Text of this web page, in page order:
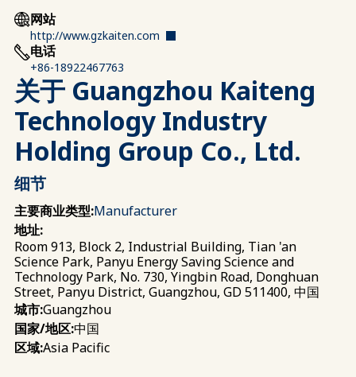
网站
http://www.gzkaiten.com
电话
+86-18922467763
关于 Guangzhou Kaiteng
Technology Industry
Holding Group Co., Ltd.
细节
主要商业类型:Manufacturer
地址:
Room 913, Block 2, Industrial Building, Tian 'an
Science Park, Panyu Energy Saving Science and
Technology Park, No. 730, Yingbin Road, Donghuan
Street, Panyu District, Guangzhou, GD 511400, 中国
城市:Guangzhou
国家/地区:中国
区域:Asia Pacific